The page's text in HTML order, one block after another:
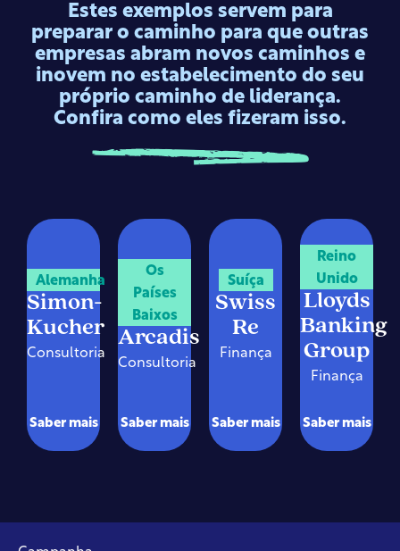
Estes exemplos servem para
preparar o caminho para que outras
empresas abram novos caminhos e
inovem no estabelecimento do seu
próprio caminho de liderança.
Confira como eles fizeram isso.
Alemanha
Simon-
Kucher
Consultoria
Saber mais
Os
Países
Baixos
Arcadis
Consultoria
Saber mais
Suíça
Swiss
Re
Finança
Saber mais
Reino
Unido
Lloyds
Banking
Group
Finança
Saber mais